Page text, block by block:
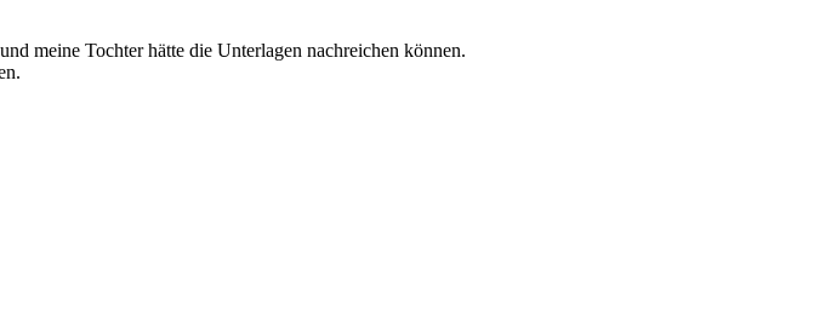
meine Tochter hätte die Unterlagen nachreichen können.